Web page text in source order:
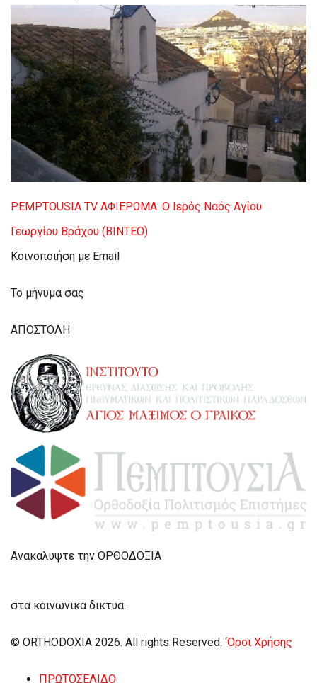
PEMPTOUSIA TV ΑΦΙΕΡΩΜΑ: Ο Ιερός Ναός Αγίου
Γεωργίου Βράχου (ΒΙΝΤΕΟ)
Κοινοποιήση με Email
To μήνυμα σας
ΑΠΟΣΤΟΛΗ
Ανακαλυψτε την ΟΡΘΟΔΟΞΙΑ
στα κοινωνικα δικτυα.
© ORTHODOXIA 2026. All rights Reserved. ‘Οροι Χρήσης
ΠΡΩΤΟΣΕΛΙΔΟ